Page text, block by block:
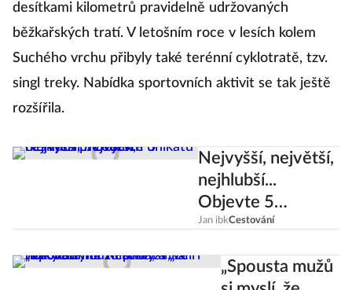
desítkami kilometrů pravidelně udržovaných
běžkařských tratí. V letošním roce v lesích kolem
Suchého vrchu přibyly také terénní cyklotratě, tzv.
singl treky. Nabídka sportovních aktivit se tak ještě
rozšířila.
Nejvyšší, největší,
nejhlubší...
Objevte 5
českých
Jan ibkCestování
„Spousta mužů